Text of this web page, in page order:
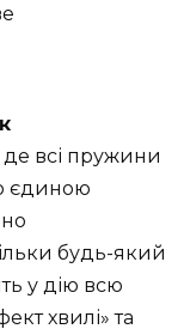
де всі пружини
єдиною
будь-який
у дію всю
хвилі» та